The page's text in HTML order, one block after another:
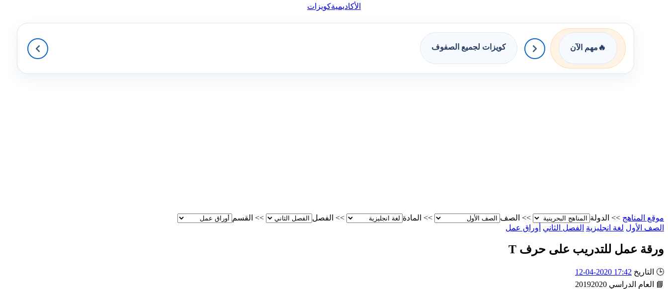
الأكاديميةكويزات
🔥 مهم الآن كويزات لجميع الصفوف
موقع المناهج >> الدولة >> الصف >> المادة >> الفصل >> القسم
الصف الأول لغة انجليزية الفصل الثاني أوراق عمل
ورقة عمل للتدريب على حرف T
🕒 التاريخ 17:42 2020-04-12
📘
العام الدراسي 20192020